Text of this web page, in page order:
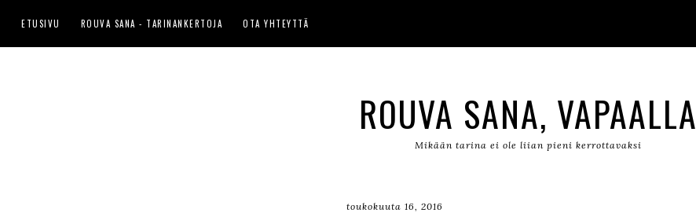
ETUSIVU ROUVA SANA - TARINANKERTOJA OTA YHTEYTTÄ
ROUVA SANA, VAPAALLA
Mikään tarina ei ole liian pieni kerrottavaksi
toukokuuta 16, 2016